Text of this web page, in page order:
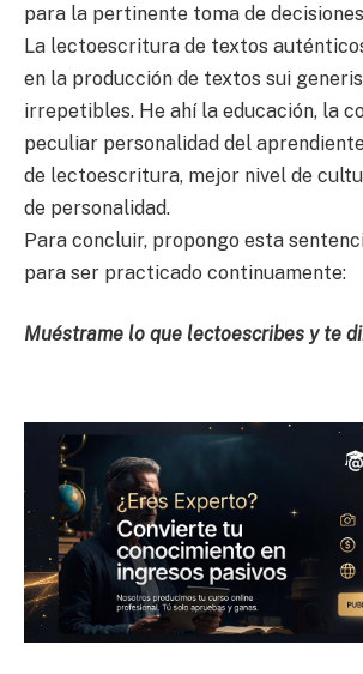
para la pertinente toma de
La lectoescritura de textos
en la producción de textos sui
irrepetibles. He ahí la educación, la
peculiar personalidad del
de lectoescritura, mejor nivel de
de personalidad.
Para concluir, propongo esta
para ser practicado continuamente:
Muéstrame lo que lectoescribes y te